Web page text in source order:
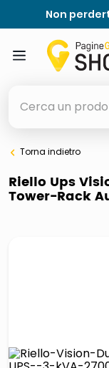
Non
elenchi telefonici
orologio parete
lucidatrice
Torna indietro
Riello Ups
Tower-Rack